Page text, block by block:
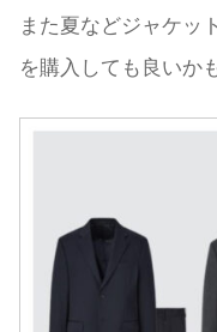
また夏などジャケッ
を購入しても良いか